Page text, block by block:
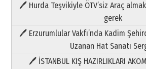
🖊 Hurda Teşvikiyle ÖTV’siz Araç
gerek
🖊 Erzurumlular Vakfı’nda Kadim
Uzanan Hat Sanatı
🖊 İSTANBUL KIŞ HAZIRLIKLARI
Paranın Aile Kültüründeki Yeri
03 Ağustos 2026 Pazartesi
Yıldırım Gündoğdu